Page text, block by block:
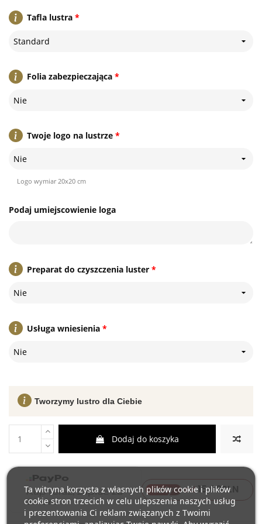
*
Tafla lustra
Standard
*
Folia zabezpieczająca
Nie
*
Twoje logo na lustrze
Nie
Logo wymiar 20x20 cm
Podaj umiejscowienie loga
*
Preparat do czyszczenia luster
Nie
*
Usługa wniesienia
Nie
Dodaj do koszyka
Tworzymy lustro dla Ciebie
raty od 15,08PLN
Ta witryna korzysta z własnych plików cookie i plików
cookie stron trzecich w celu ulepszenia naszych usług
i prezentowania Ci reklam związanych z Twoimi